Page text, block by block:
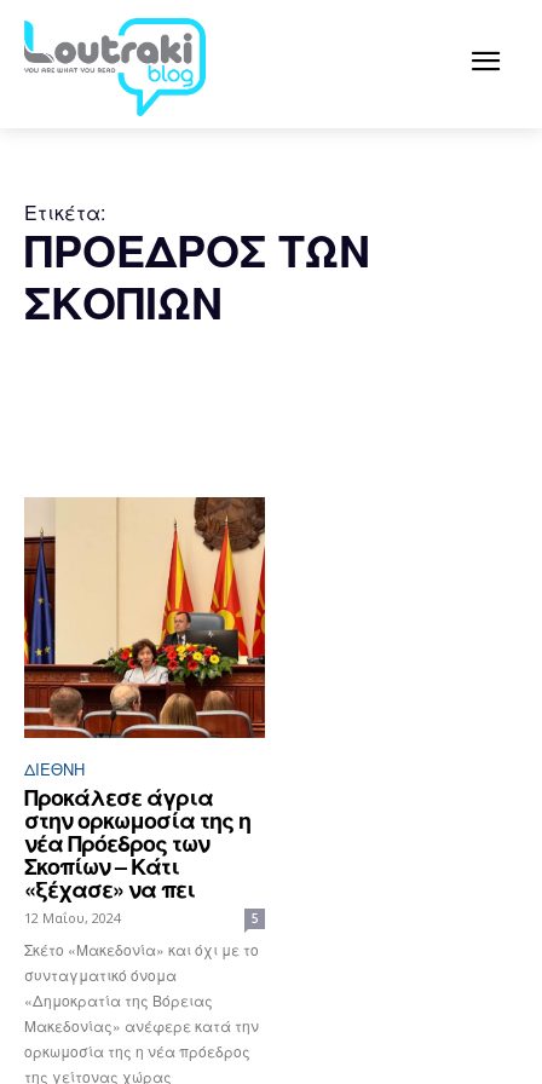
Ετικέτα:
ΠΡΟΕΔΡΟΣ ΤΩΝ
ΣΚΟΠΙΩΝ
ΔΙΕΘΝΉ
Προκάλεσε άγρια
στην ορκωμοσία της η
νέα Πρόεδρος των
Σκοπίων – Κάτι
«ξέχασε» να πει
12 Μαΐου, 2024 5
Σκέτο «Μακεδονία» και όχι με το
συνταγματικό όνομα
«Δημοκρατία της Βόρειας
Μακεδονίας» ανέφερε κατά την
ορκωμοσία της η νέα πρόεδρος
της γείτονας χώρας